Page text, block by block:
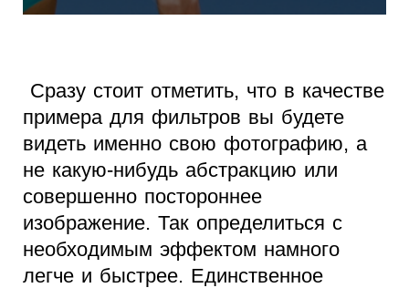
Сразу стоит отметить, что в качестве
примера для фильтров вы будете
видеть именно свою фотографию, а
не какую-нибудь абстракцию или
совершенно постороннее
изображение. Так определиться с
необходимым эффектом намного
легче и быстрее. Единственное